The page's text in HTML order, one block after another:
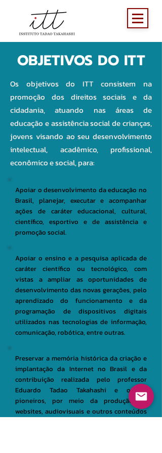
OBJETIVOS DO ITT
Os objetivos do ITT consistem na
promoção dos direitos sociais e da
cidadania, atuando nas áreas de
educação e assistência social de crianças,
jovens visando ao seu desenvolvimento
intelectual, acadêmico, profissional,
econômico e social, para:
Apoiar o desenvolvimento da educação no
Brasil, planejar, executar e acompanhar
ações de caráter educacional, cultural,
científico, esportivo e de assistência e
promoção social.
Apoiar o ensino e a pesquisa aplicada de
caráter científico ou tecnológico, com
vistas a ampliar as oportunidades de
desenvolvimento das novas gerações, pelo
aprendizado do funcionamento e da
programação de dispositivos digitais
utilizados nas tecnologias de informação,
comunicação, robótica, entre outras.
Preservar a memória histórica da criação e
implantação da Internet no Brasil e da
contribuição realizada pelo professor
Eduardo Tadao Takahashi e outros
pioneiros, por meio da produção de
websites, audiovisuais e outros conteúdos